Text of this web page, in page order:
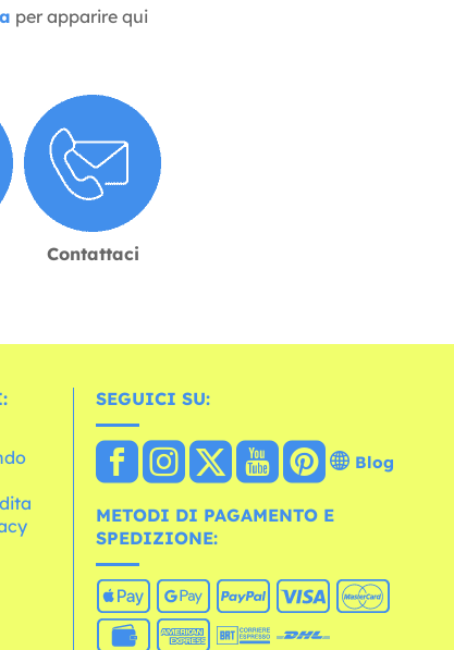
per apparire qui
Contattaci
SEGUICI SU:
Blog
METODI DI PAGAMENTO E
SPEDIZIONE: